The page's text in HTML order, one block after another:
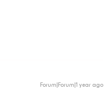
Forum|Forum|1 year ago